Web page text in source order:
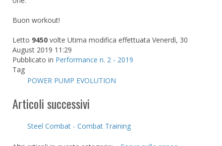
Buon workout!
Letto 9450 volte Utima modifica effettuata Venerdì, 30
August 2019 11:29
Pubblicato in Performance n. 2 - 2019
Tag
POWER PUMP EVOLUTION
Articoli successivi
Steel Combat - Combat Training